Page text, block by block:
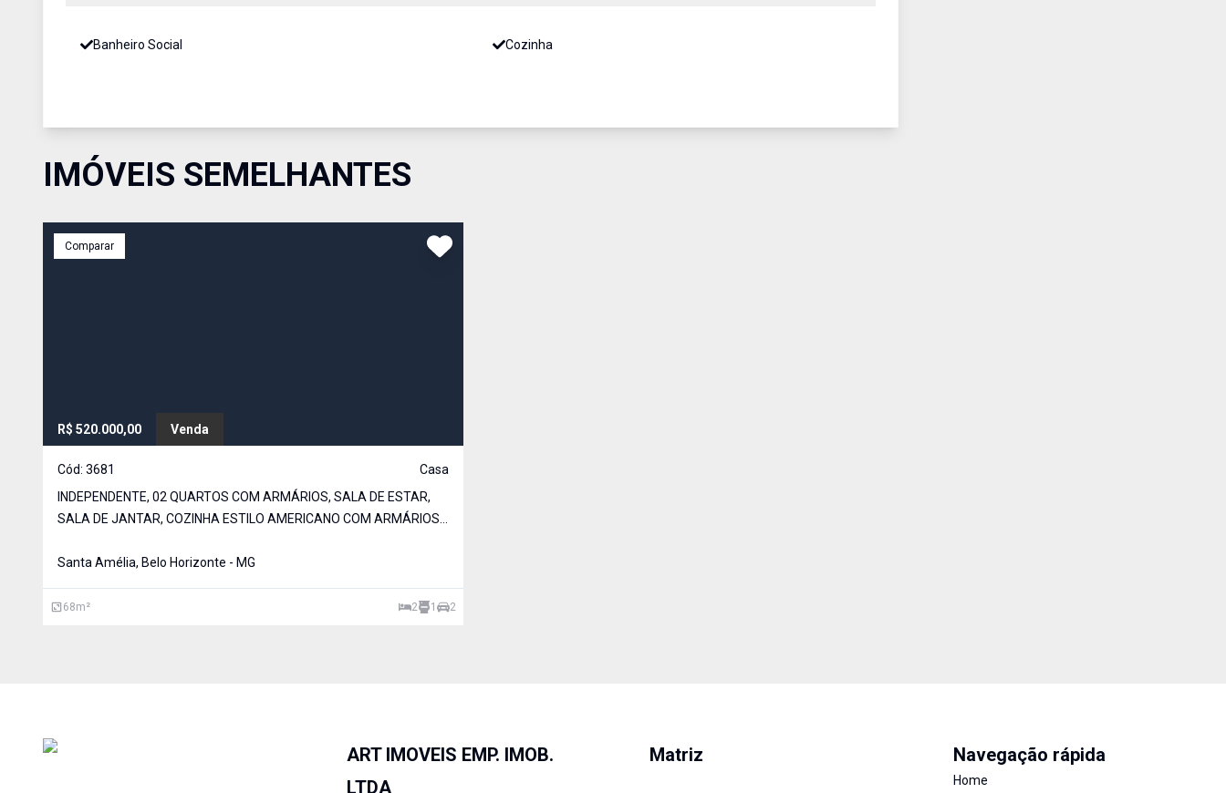
Banheiro Social Cozinha
IMÓVEIS SEMELHANTES
Comparar
R$ 520.000,00 Venda
Cód: 3681
Casa
INDEPENDENTE, 02 QUARTOS COM ARMÁRIOS, SALA DE ESTAR,
SALA DE JANTAR, COZINHA ESTILO AMERICANO COM ARMÁRIOS,
Santa Amélia, Belo Horizonte - MG
68m² 2 1 2
ART IMOVEIS EMP. IMOB.
LTDA
Matriz Navegação rápida
Home